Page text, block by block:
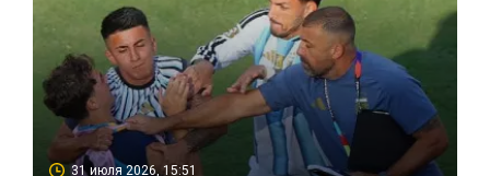
31 июля 2026, 15:51